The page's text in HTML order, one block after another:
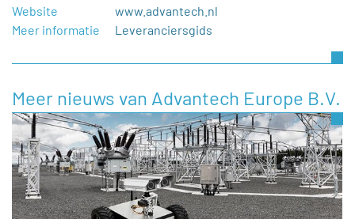
Website
www.advantech.nl
Meer informatie
Leveranciersgids
Meer nieuws van Advantech Europe B.V.